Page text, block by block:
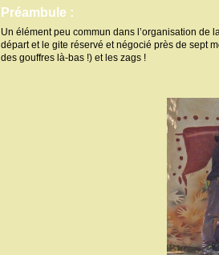
Préambule :
Un élément peu commun dans l’organisation de
départ et le gite réservé et négocié près de sept
des gouffres là-bas !) et les zags !